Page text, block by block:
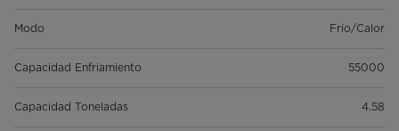
Modo Frío/Calor
Capacidad Enfriamiento 55000
Capacidad Toneladas 4.58